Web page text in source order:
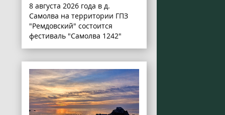
8 августа 2026 года в д.
Самолва на территории ГПЗ
"Ремдовский" состоится
фестиваль "Самолва 1242"